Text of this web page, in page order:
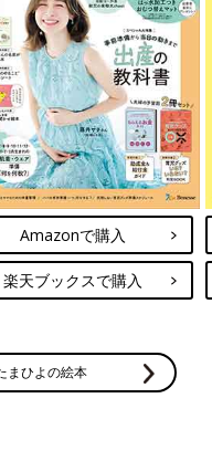
Amazonで購入
楽天ブックスで購入
まひよの絵本